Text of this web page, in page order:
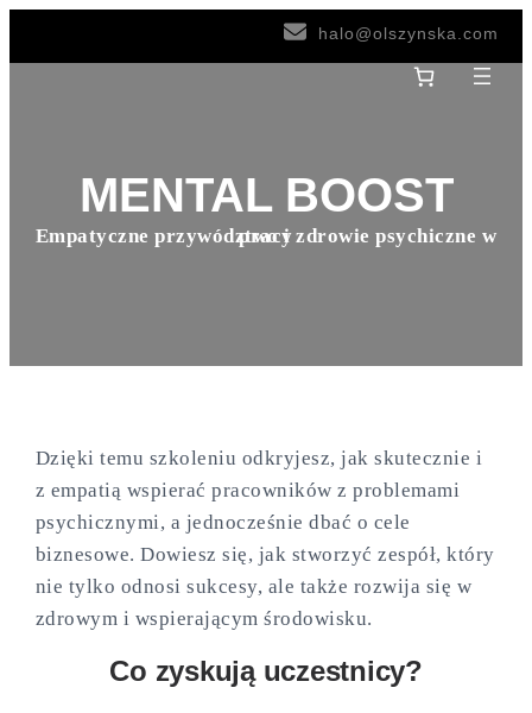
halo@olszynska.com
MENTAL BOOST
Empatyczne przywództwo i zdrowie psychiczne w
pracy
Dzięki temu szkoleniu odkryjesz, jak skutecznie i
z empatią wspierać pracowników z problemami
psychicznymi, a jednocześnie dbać o cele
biznesowe. Dowiesz się, jak stworzyć zespół, który
nie tylko odnosi sukcesy, ale także rozwija się w
zdrowym i wspierającym środowisku.
Co zyskują uczestnicy?